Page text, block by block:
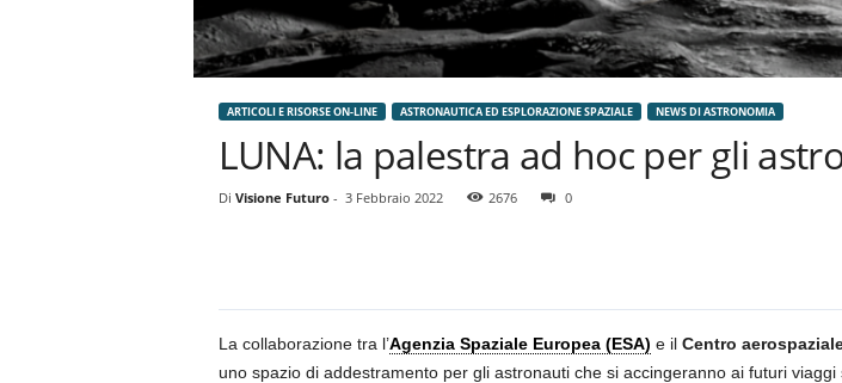
ARTICOLI E RISORSE ON-LINE ASTRONAUTICA ED ESPLORAZIONE SPAZIALE NEWS DI ASTRONOMIA
LUNA: la palestra ad hoc per gli
Di Visione Futuro- 3 Febbraio 2022 2676 0
La collaborazione tra l’Agenzia Spaziale Europea (ESA) e il Centro
uno spazio di addestramento per gli astronauti che si accingeranno ai futuri viaggi